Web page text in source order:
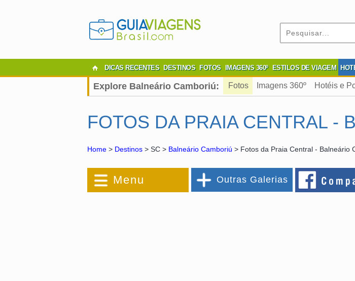
DICAS RECENTES DESTINOS FOTOS IMAGENS 360º ESTILOS DE VIAGEM
Explore Balneário Camboriú: Fotos Imagens 360º Hotéis e
FOTOS DA PRAIA CENTRAL -
Home > Destinos > SC > Balneário Camboriú > Fotos da Praia Central - Balneário
Menu Outras Galerias